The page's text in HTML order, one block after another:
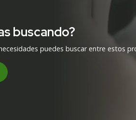
buscando?
puedes buscar entre estos